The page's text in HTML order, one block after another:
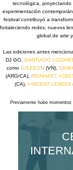
tecnológica,
experimentación
festival contribuyó a
fortaleciendo redes, nuevos
global de arte
Las ediciones antes
DJ GO, SANTIAGO LOZANO
como DJLEEON(VN),
(ARG/CA), REINHART
(CA), VINCENT LEMOIX
Previamente hubo